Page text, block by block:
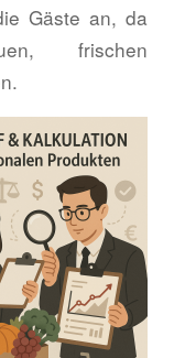
Gäste an, da
frischen